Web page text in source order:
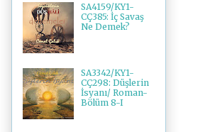
SA4159/KY1-
CÇ385: İç Savaş
Ne Demek?
SA3342/KY1-
CÇ298: Düşlerin
İsyanı/ Roman-
Bölüm 8-I